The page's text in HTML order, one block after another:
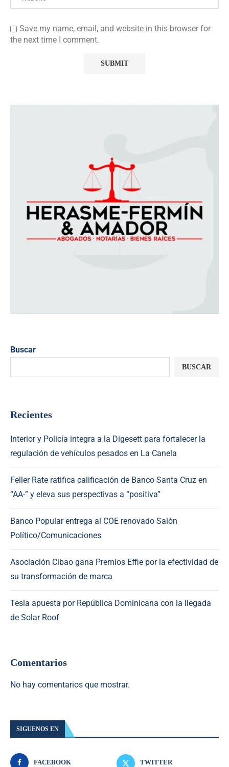
Save my name, email, and website in this browser for
the next time I comment.
Buscar
BUSCAR
Recientes
Interior y Policía integra a la Digesett para fortalecer la
regulación de vehículos pesados en La Canela
Feller Rate ratifica calificación de Banco Santa Cruz en
“AA-” y eleva sus perspectivas a “positiva”
Banco Popular entrega al COE renovado Salón
Político/Comunicaciones
Asociación Cibao gana Premios Effie por la efectividad de
su transformación de marca
Tesla apuesta por República Dominicana con la llegada
de Solar Roof
Comentarios
No hay comentarios que mostrar.
SIGUENOS EN
FACEBOOK TWITTER